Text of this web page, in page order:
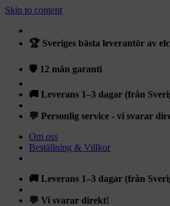
Skip to content
🏆 Sveriges bästa leverantör av
🛡️ 12 mån garanti
🚚 Leverans 1–3 dagar (från
💬 Personlig service - vi svarar
Om oss
Beställning & Villkor
🚚 Leverans 1–3 dagar (från
💬 Vi svarar direkt!